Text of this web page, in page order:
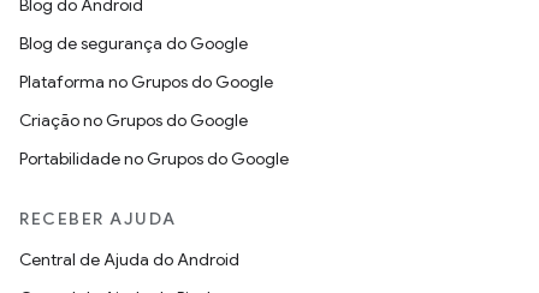
Blog do Android
Blog de segurança do Google
Plataforma no Grupos do Google
Criação no Grupos do Google
Portabilidade no Grupos do Google
RECEBER AJUDA
Central de Ajuda do Android